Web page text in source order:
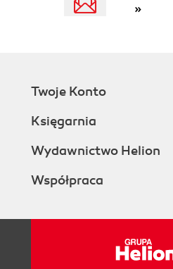
»
Twoje Konto
Księgarnia
Wydawnictwo Helion
Współpraca